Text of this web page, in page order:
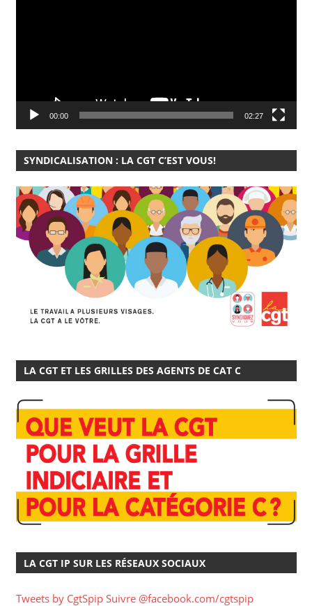
00:00 02:27
SYNDICALISATION : LA CGT C’EST VOUS!
LA CGT ET LES GRILLES DES AGENTS DE CAT C
LA CGT IP SUR LES RÉSEAUX SOCIAUX
Tweets by CgtSpip Suivre @facebook.com/cgtspip